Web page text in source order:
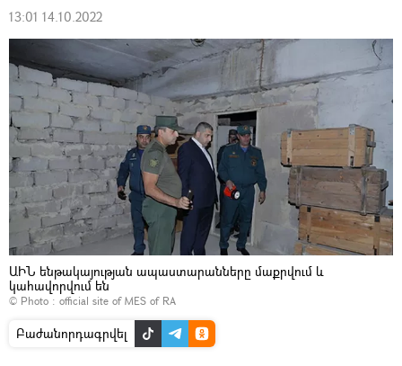
13:01 14.10.2022
ԱԻՆ ենթակայության ապաստարանները մաքրվում և
կահավորվում են
© Photo : official site of MES of RA
Բաժանորդագրվել